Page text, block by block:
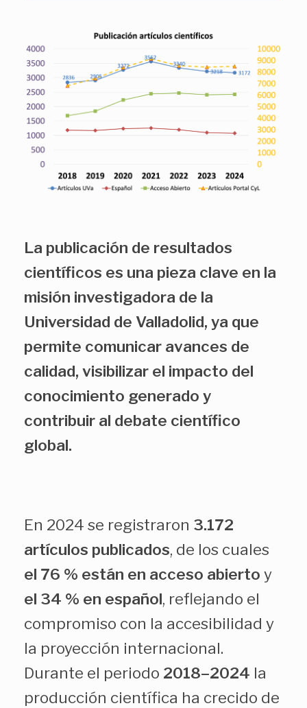
La publicación de resultados
científicos es una pieza clave en la
misión investigadora de la
Universidad de Valladolid, ya que
permite comunicar avances de
calidad, visibilizar el impacto del
conocimiento generado y
contribuir al debate científico
global.
En 2024 se registraron 3.172
artículos publicados, de los cuales
el 76 % están en acceso abierto y
el 34 % en español, reflejando el
compromiso con la accesibilidad y
la proyección internacional.
Durante el periodo 2018–2024 la
producción científica ha crecido de